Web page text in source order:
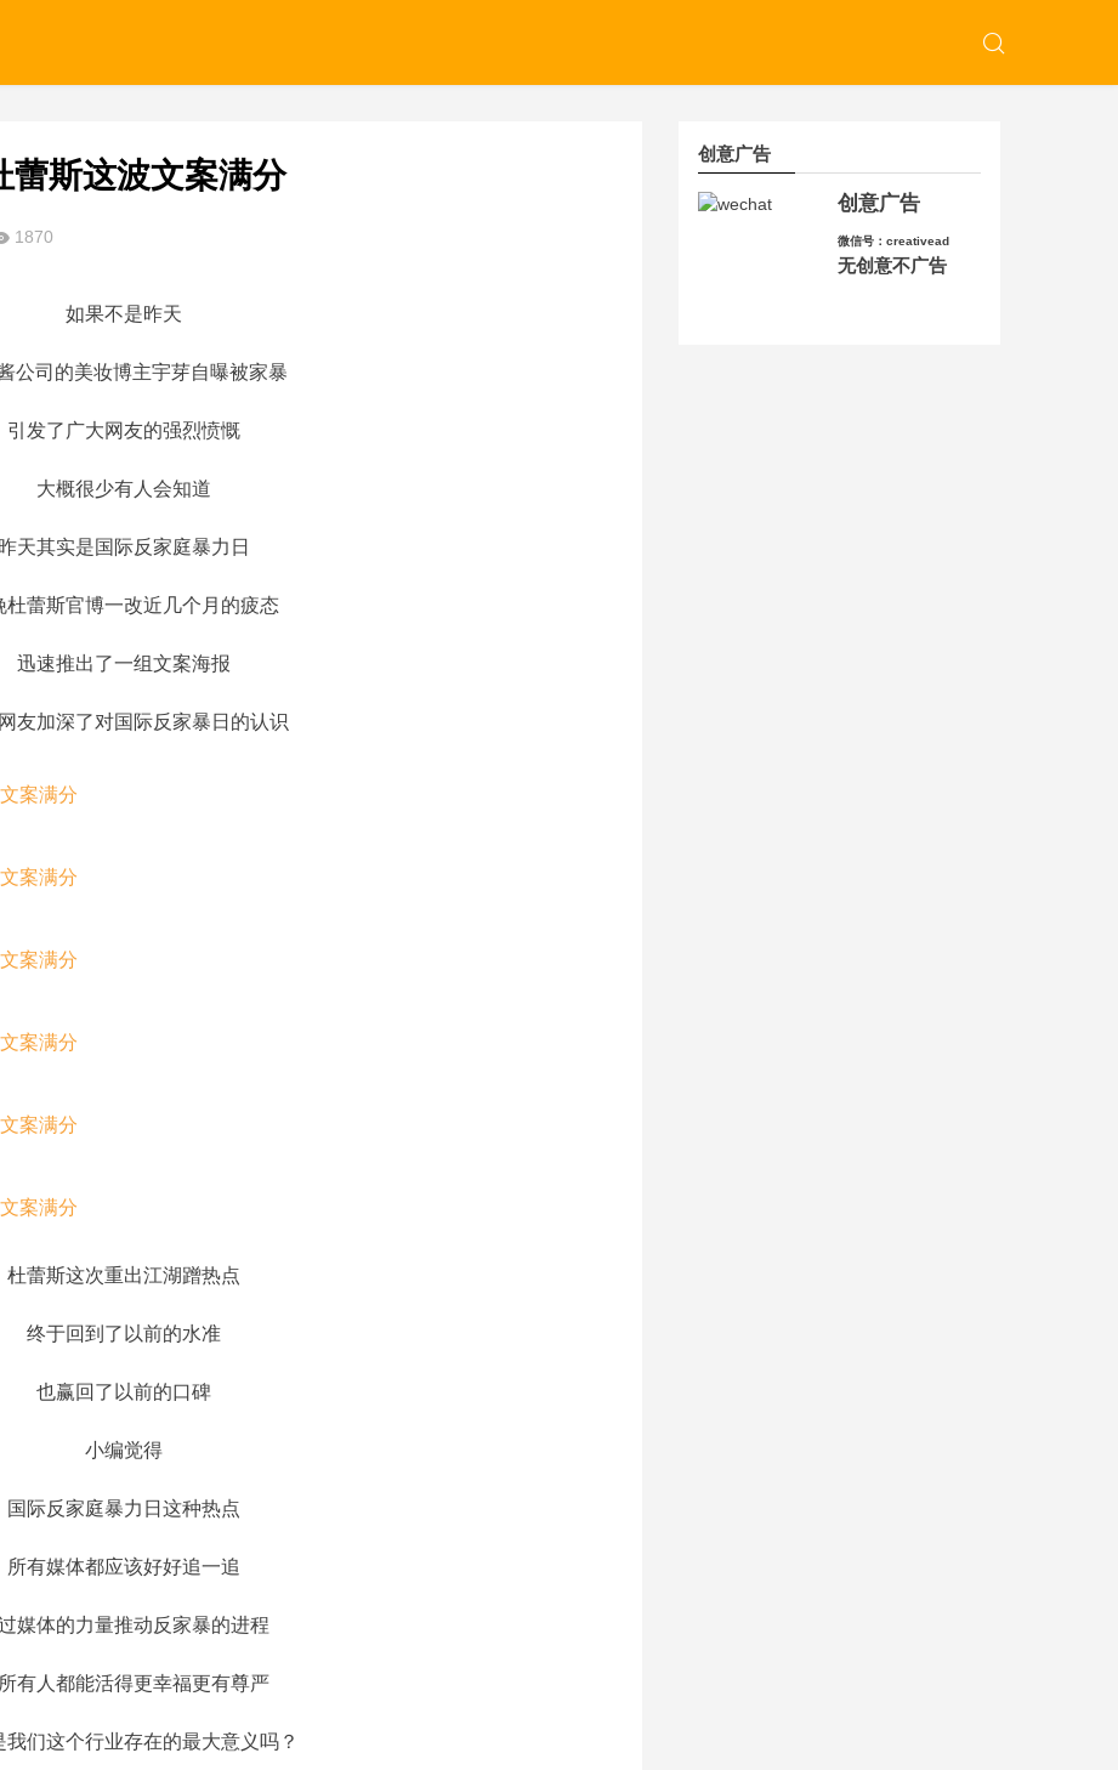
蕾斯这波文案满分
1870
如果不是昨天
公司的美妆博主宇芽自曝被家暴
引发了广大网友的强烈愤慨
大概很少有人会知道
昨天其实是国际反家庭暴力日
杜蕾斯官博一改近几个月的疲态
迅速推出了一组文案海报
友加深了对国际反家暴日的认识
杜蕾斯这次重出江湖蹭热点
终于回到了以前的水准
也赢回了以前的口碑
小编觉得
国际反家庭暴力日这种热点
所有媒体都应该好好追一追
媒体的力量推动反家暴的进程
有人都能活得更幸福更有尊严
我们这个行业存在的最大意义吗？
创意广告
创意广告
微信号：creativead
无创意不广告